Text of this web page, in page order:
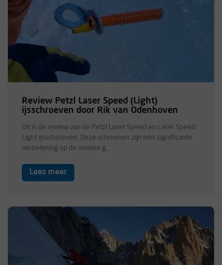
Review Petzl Laser Speed (Light)
ijsschroeven door Rik van Odenhoven
Dit is de review van de Petzl Laser Speed en Laser Speed
Light ijsschroeven. Deze schroeven zijn een significante
verbetering op de oudere g...
Lees meer